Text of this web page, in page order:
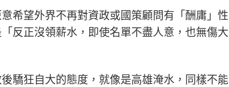
希望外界不再對資政或國策顧問有「酬庸」性
反正沒領薪水，即使名單不盡人意，也無傷大
驕狂自大的態度，就像是高雄淹水，同樣不能